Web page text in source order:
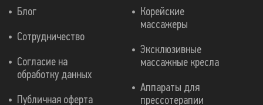
Корейские
массажеры
Эксклюзивные
массажные кресла
Аппараты для
прессотерапии
Блог
Сотрудничество
Согласие на
обработку данных
Публичная оферта